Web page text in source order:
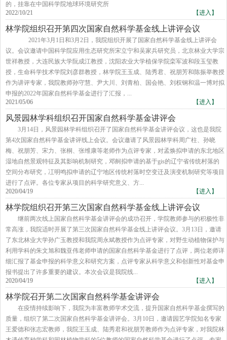
的，挂靠在中国科学院地球环境研究所
【进入】
2022/10/21
林学院组织召开第四次国家自然科学基金线上讲评会议
​ 2021年3月1日和3月2日，我院组织开展了国家自然科学基金线上讲评会
议。会议邀请中国科学院应用生态研究所宋立宁和吴家兵研究员，北京林业大学宗
世祥教授，大连民族大学阮成江教授，沈阳农业大学植保学院栾军波和段玉玺教
授，生命科学技术学院刘彦群教授，林学院王玉成、陆秀君、祝朋芳和陈振举教授
作为讲评专家，我院教师孙守慧、尹大川、刘青柏、国会艳、刘权钢和温一博对拟
申报的2022年国家自然科学基金进行了汇报，...
【进入】
2021/05/06
风景园林学科组织召开国家自然科学基金讲评会
3月14日，风景园林学科组织召开了国家自然科学基金讲评会议，这也是我院
第4次国家自然科学基金讲评线上会议。会议邀请了风景园林学科周广柱、孙晓
梅、祝朋芳、宋力、张桐、张维康等老师作为点评专家，对孟焕拟申请的东北地区
湿地自然景观特征及其影响机制研究，邓舸拟申请的基于gis的辽宁省传统村落的
空间分布研究，冮明鸣拟申请的辽宁地区传统村落时空变迁及演变机制研究等项目
进行了点评。各位专家从项目的科学研究意义、方...
【进入】
2020/04/19
林学院组织召开第三次国家自然科学基金线上讲评会议
继前两次线上国家自然科学基金讲评会的成功召开，学院教师参与的积极性非
常高涨，我院适时开展了第三次国家自然科学基金线上讲评会议。3月13日，邀请
了东北林业大学孙广玉教授和我院周永斌教授作为点评专家，对野生动植物保护与
利用学科的朱文旭和魏亚伟老师申请的国家自然科学基金进行了点评，两位老师详
细汇报了基金申报的科学意义和研究方案，点评专家从科学意义和创新性对基金申
报书提出了许多重要的建议。本次会议是我院线...
【进入】
2020/04/19
林学院召开第二次国家自然科学基金讲评会
在疫情持续影响下，我院为丰富教师学术交流，提升国家自然科学基金撰写的
质量，组织了第二次国家自然科学基金讲评会。3月10日，邀请园艺学院知名专家
王爱德和张志宏教师，我院王玉成、陆秀君和祝朋芳教师作为点评专家，对我院林